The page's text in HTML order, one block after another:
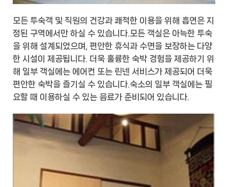
모든 투숙객 및 직원의 건강과 쾌적한 이용을 위해 흡연은 지
정된 구역에서만 하실 수 있습니다.모든 객실은 아늑한 투숙
을 위해 설계되었으며, 편안한 휴식과 수면을 보장하는 다양
한 시설이 제공됩니다. 더욱 훌륭한 숙박 경험을 제공하기 위
해 일부 객실에는 에어컨 또는 린넨 서비스가 제공되어 더욱
편안한 숙박을 즐기실 수 있습니다.숙소의 일부 객실에는 필
요할 때 이용하실 수 있는 음료가 준비되어 있습니다.